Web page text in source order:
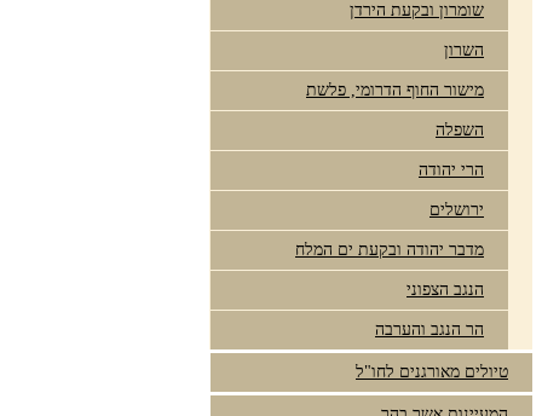
שומרון ובקעת הירדן
השרון
מישור החוף הדרומי, פלשת
השפלה
הרי יהודה
ירושלים
מדבר יהודה ובקעת ים המלח
הנגב הצפוני
הר הנגב והערבה
טיולים מאורגנים לחו"ל